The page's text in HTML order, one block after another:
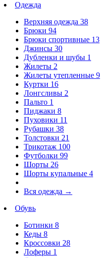
Одежда
Верхняя одежда 38
Брюки 94
Брюки спортивные 13
Джинсы 30
Дубленки и шубы 1
Жилеты 2
Жилеты утепленные 9
Куртки 16
Лонгсливы 2
Пальто 1
Пиджаки 8
Пуховики 11
Рубашки 38
Толстовки 21
Трикотаж 100
Футболки 99
Шорты 26
Шорты купальные 4
Вся одежда →
Обувь
Ботинки 8
Кеды 8
Кроссовки 28
Лоферы 1